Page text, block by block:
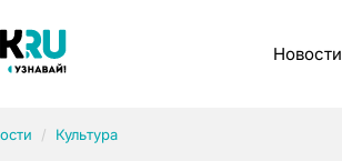
Новости
Культура